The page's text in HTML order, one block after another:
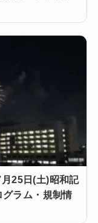
25日(土)昭和記
ラム・規制情